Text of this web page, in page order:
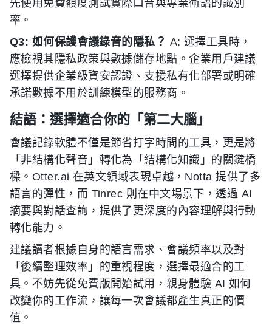
先使用免費額度測試實際口音與專業術語的識別
率。
Q3: 如何保護會議錄音的隱私？ A: 選擇工具時，
應檢視其隱私政策與數據儲存地點。企業用戶建議
選擇提供企業級資安認證、支援私有化部署或明確
承諾數據不用於訓練模型的服務商。
結語：選擇適合你的「第二大腦」
會議記錄軟體不僅是節省打字時間的工具，更是將
「非結構化聲音」轉化為「結構化知識」的關鍵橋
樑。Otter.ai 在英文領域表現卓越，Notta 提供了多
語言的彈性，而 Tinrec 則在中文場景下，透過 AI
摘要與對話查詢，提供了更深度的內容理解與行動
轉化能力。
建議讀者根據自身的語言需求、會議頻率以及對
「後續整理效率」的重視程度，選擇最適合的工
具。不妨先從免費版開始試用，親身體驗 AI 如何
改變你的工作流，讓每一次會議都產生真正的價
值。